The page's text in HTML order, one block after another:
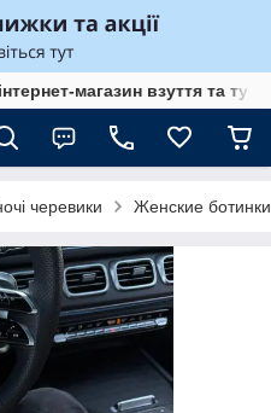
інтернет-магазин взуття та
черевики Женские